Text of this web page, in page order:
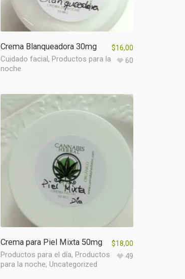
Crema Blanqueadora 30mg
Cuidado facial, Productos para la
noche
$16,00
60
Crema para Piel Mixta 50mg
Productos para el día, Productos
para la noche, Uncategorized
$18,00
49